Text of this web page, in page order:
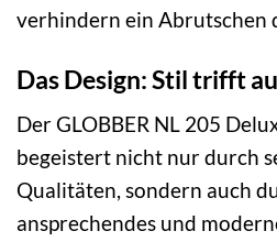
verhindern ein Abrutschen
Das Design: Stil trifft
Der GLOBBER NL 205
begeistert nicht nur durch
Qualitäten, sondern auch
ansprechendes und